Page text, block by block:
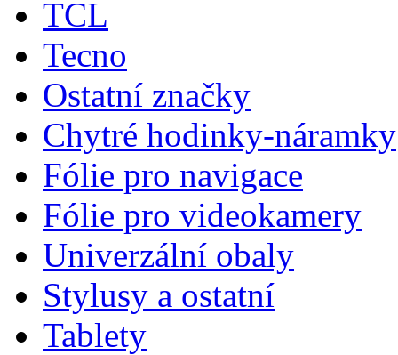
TCL
Tecno
Ostatní značky
Chytré hodinky-náramky
Fólie pro navigace
Fólie pro videokamery
Univerzální obaly
Stylusy a ostatní
Tablety